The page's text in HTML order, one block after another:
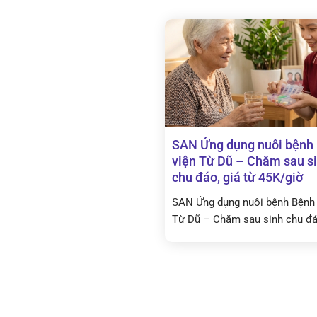
SAN Ứng dụng nuôi bệnh
viện Từ Dũ – Chăm sau
chu đáo, giá từ 45K/giờ
SAN Ứng dụng nuôi bệnh
Từ Dũ – Chăm sau sinh chu